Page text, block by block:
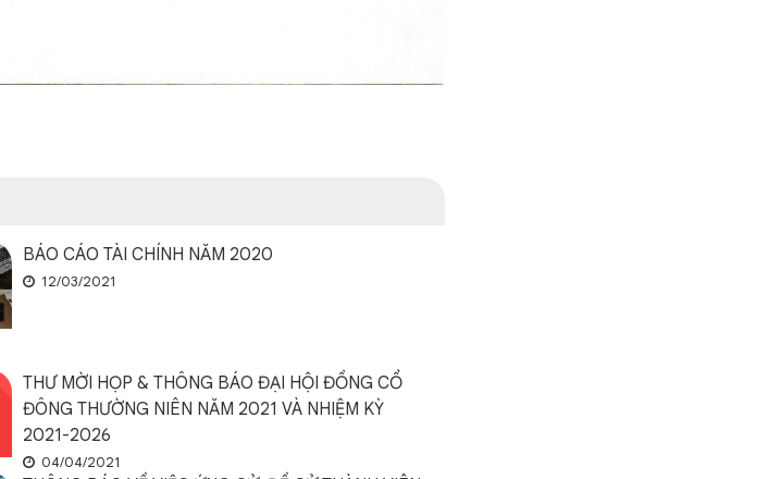
BÁO CÁO TÀI CHÍNH NĂM 2020
12/03/2021
THƯ MỜI HỌP & THÔNG BÁO ĐẠI HỘI ĐỒNG CỔ
ĐÔNG THƯỜNG NIÊN NĂM 2021 VÀ NHIỆM KỲ
2021-2026
04/04/2021